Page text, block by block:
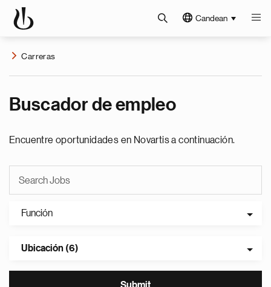
Candean
Carreras
Buscador de empleo
Encuentre oportunidades en Novartis a continuación.
Función
Ubicación (6)